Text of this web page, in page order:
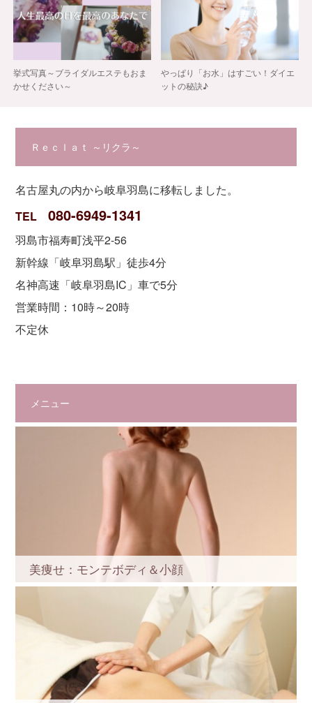
挙式写真～ブライダルエステもおま
かせください～
やっぱり「お水」はすごい！ダイエ
ットの秘訣♪
Ｒｅｃｌａｔ ～リクラ～
名古屋丸の内から岐阜羽島に移転しました。
TEL
080-6949-1341
羽島市福寿町浅平2-56
新幹線「岐阜羽島駅」徒歩4分
名神高速「岐阜羽島IC」車で5分
営業時間：10時～20時
不定休
メニュー
美痩せ：モンテボディ＆小顔